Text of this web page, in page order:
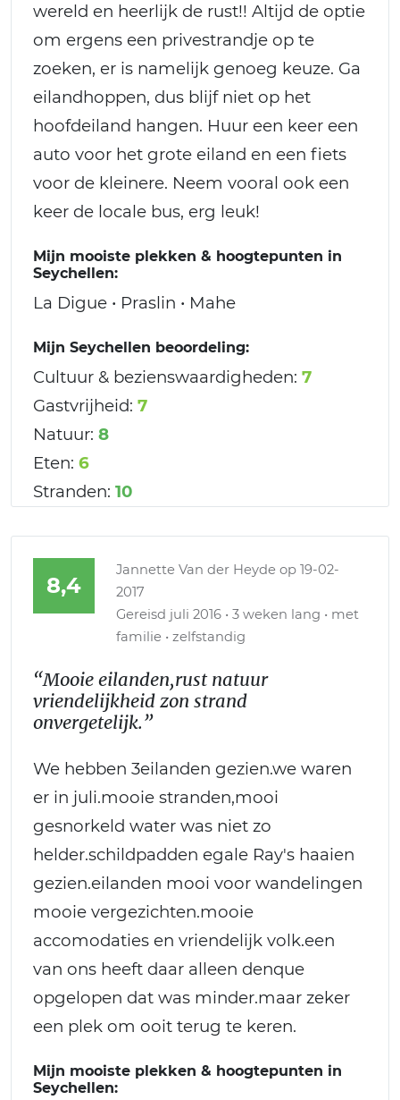
wereld en heerlijk de rust!! Altijd de optie
om ergens een privestrandje op te
zoeken, er is namelijk genoeg keuze. Ga
eilandhoppen, dus blijf niet op het
hoofdeiland hangen. Huur een keer een
auto voor het grote eiland en een fiets
voor de kleinere. Neem vooral ook een
keer de locale bus, erg leuk!
Mijn mooiste plekken & hoogtepunten in
Seychellen:
La Digue • Praslin • Mahe
Mijn Seychellen beoordeling:
Cultuur & bezienswaardigheden: 7
Gastvrijheid: 7
Natuur: 8
Eten: 6
Stranden: 10
8,4
Jannette Van der Heyde op 19-02-
2017
Gereisd juli 2016 • 3 weken lang • met
familie • zelfstandig
“Mooie eilanden,rust natuur
vriendelijkheid zon strand
onvergetelijk.”
We hebben 3eilanden gezien.we waren
er in juli.mooie stranden,mooi
gesnorkeld water was niet zo
helder.schildpadden egale Ray's haaien
gezien.eilanden mooi voor wandelingen
mooie vergezichten.mooie
accomodaties en vriendelijk volk.een
van ons heeft daar alleen denque
opgelopen dat was minder.maar zeker
een plek om ooit terug te keren.
Mijn mooiste plekken & hoogtepunten in
Seychellen: